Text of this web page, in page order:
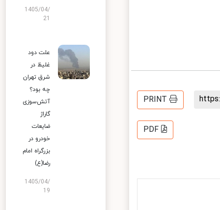
PRINT
PDF
1405/04/
علت دود
غلیظ در
شرق تهران
چه بود؟
آتش‌سوزی
گاراژ
ضایعات
خودرو در
بزرگراه امام
رضا(ع)
1405/04/
19